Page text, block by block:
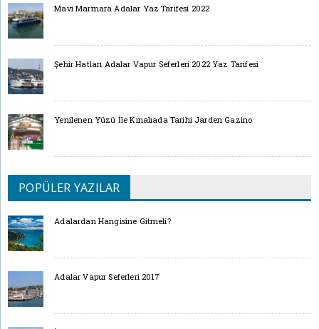
Mavi Marmara Adalar Yaz Tarifesi 2022
Şehir Hatları Adalar Vapur Seferleri 2022 Yaz Tarifesi
Yenilenen Yüzü İle Kınalıada Tarihi Jarden Gazino
POPÜLER YAZILAR
Adalardan Hangisine Gitmeli?
Adalar Vapur Seferleri 2017